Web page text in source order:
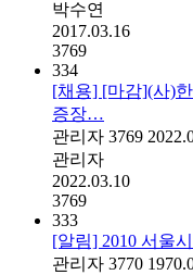
박수연
2017.03.16
3769
334
[채용] [마감](사)
증장…
관리자 3769
관리자
2022.03.10
3769
333
[알림] 2010 서울
관리자 3770